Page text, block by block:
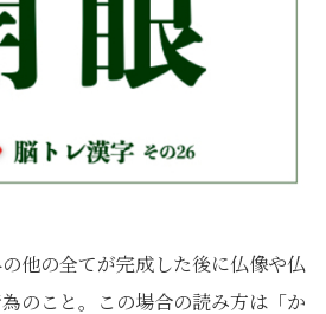
の他の全てが完成した後に仏像や仏
のこと。この場合の読み方は「か